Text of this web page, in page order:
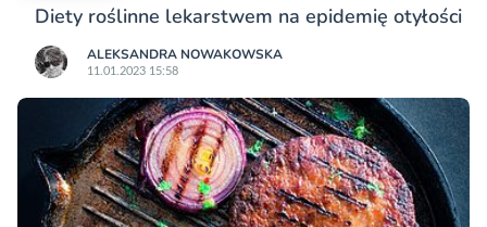
Diety roślinne lekarstwem na epidemię otyłości
ALEKSANDRA NOWAKOWSKA
11.01.2023 15:58